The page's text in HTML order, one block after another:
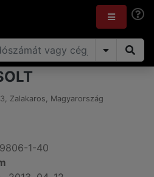
, Zalakaros, Magyarország
1-40